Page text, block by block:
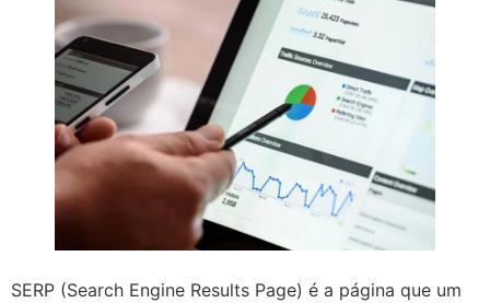
SERP (Search Engine Results Page) é a página que um